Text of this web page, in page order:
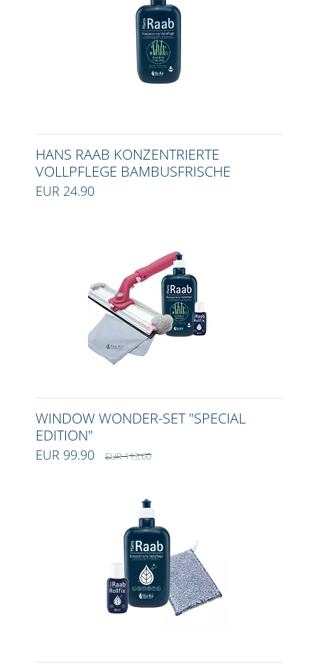
HANS RAAB KONZENTRIERTE
VOLLPFLEGE BAMBUSFRISCHE
EUR 24.90
WINDOW WONDER-SET "SPECIAL
EDITION"
EUR 99.90EUR 113.60